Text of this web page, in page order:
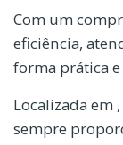
Com um
eficiência,
forma prática e
Localizada em ,
sempre